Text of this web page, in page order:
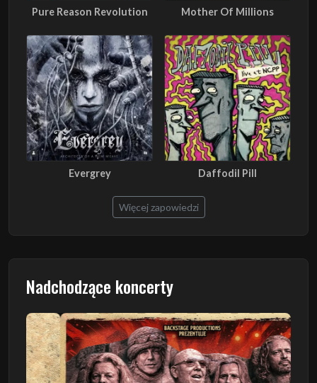
Pure Reason Revolution Mother Of Millions
Evergrey Daffodil Pill
Więcej zapowiedzi
Nadchodzące koncerty